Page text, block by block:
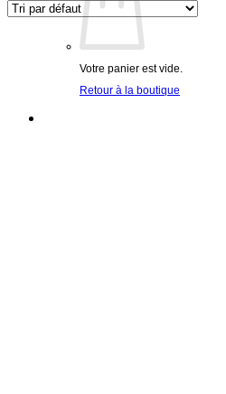
Votre panier est vide.
Retour à la boutique